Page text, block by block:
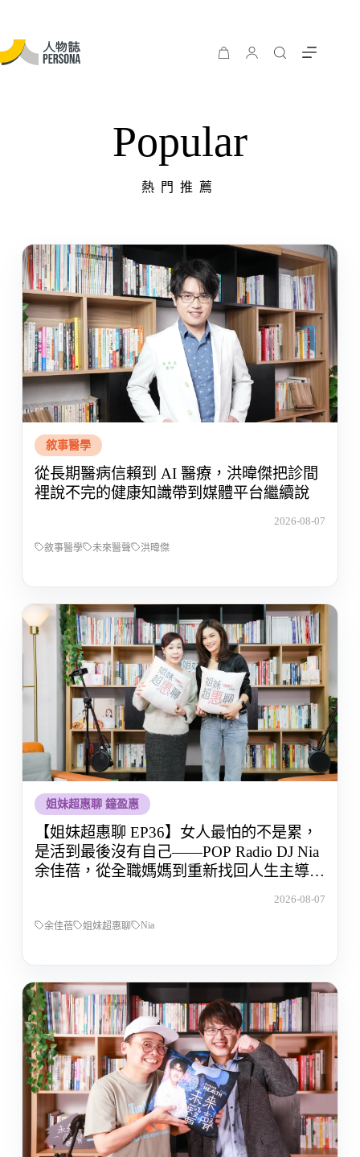
Popular
熱門推薦
敘事醫學
從長期醫病信賴到 AI 醫療，洪暐傑把診間
裡說不完的健康知識帶到媒體平台繼續說
2026-08-07
敘事醫學 未來醫聲 洪暐傑
姐妹超惠聊 鐘盈惠
【姐妹超惠聊 EP36】女人最怕的不是累，
是活到最後沒有自己——POP Radio DJ Nia
余佳蓓，從全職媽媽到重新找回人生主導權
2026-08-07
余佳蓓 姐妹超惠聊 Nia